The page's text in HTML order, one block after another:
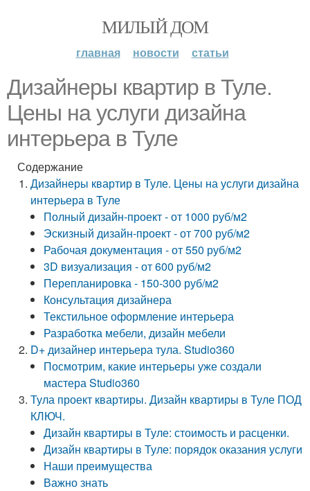
МИЛЫЙ ДОМ
главная новости статьи
Дизайнеры квартир в Туле.
Цены на услуги дизайна
интерьера в Туле
Содержание
Дизайнеры квартир в Туле. Цены на услуги дизайна
интерьера в Туле
Полный дизайн-проект - от 1000 руб/м2
Эскизный дизайн-проект - от 700 руб/м2
Рабочая документация - от 550 руб/м2
3D визуализация - от 600 руб/м2
Перепланировка - 150-300 руб/м2
Консультация дизайнера
Текстильное оформление интерьера
Разработка мебели, дизайн мебели
D+ дизайнер интерьера тула. Studio360
Посмотрим, какие интерьеры уже создали
мастера Studio360
Тула проект квартиры. Дизайн квартиры в Туле ПОД
КЛЮЧ.
Дизайн квартиры в Туле: стоимость и расценки.
Дизайн квартиры в Туле: порядок оказания услуги
Наши преимущества
Важно знать